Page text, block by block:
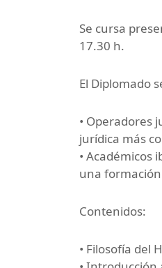
Se cursa
17.30 h.
El Diplomado
• Operadores
jurídica más
• Académicos
una
Contenidos:
• Filosofía del